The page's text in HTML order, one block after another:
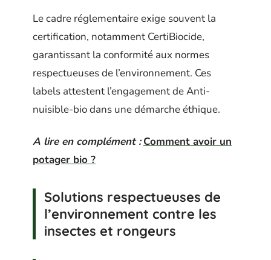
Le cadre réglementaire exige souvent la
certification, notamment CertiBiocide,
garantissant la conformité aux normes
respectueuses de l’environnement. Ces
labels attestent l’engagement de Anti-
nuisible-bio dans une démarche éthique.
A lire en complément : Comment avoir un
potager bio ?
Solutions respectueuses de
l’environnement contre les
insectes et rongeurs